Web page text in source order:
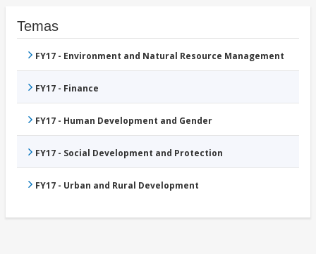
Temas
FY17 - Environment and Natural Resource Management
FY17 - Finance
FY17 - Human Development and Gender
FY17 - Social Development and Protection
FY17 - Urban and Rural Development